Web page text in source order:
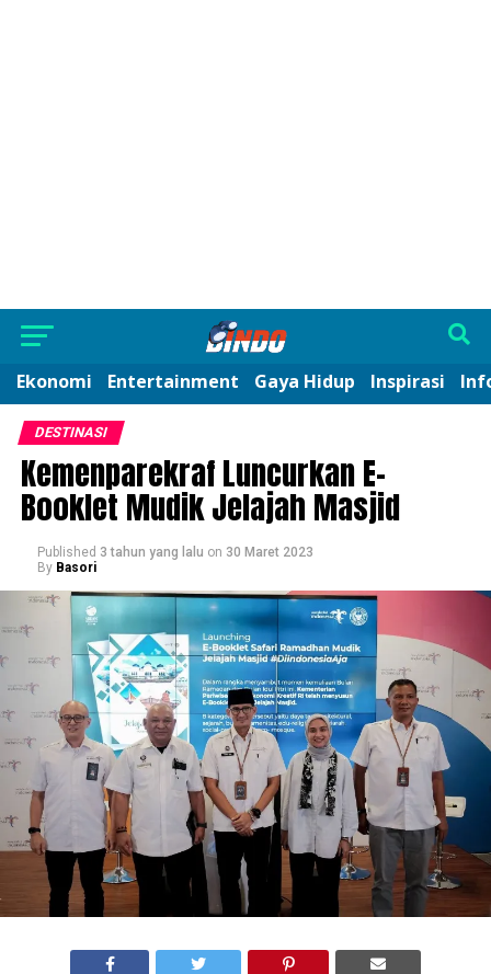
Ekonomi Entertainment Gaya Hidup Inspirasi
DESTINASI
Kemenparekraf Luncurkan E-
Booklet Mudik Jelajah Masjid
Published 3 tahun yang lalu on 30 Maret 2023
By Basori